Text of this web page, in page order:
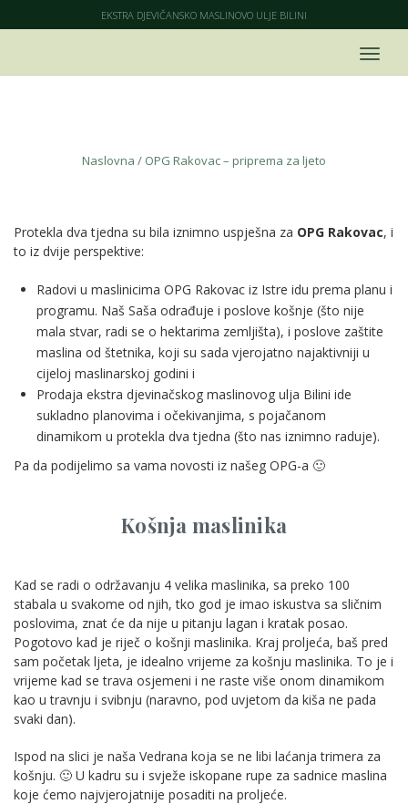
EKSTRA DJEVIČANSKO MASLINOVO ULJE BILINI
Naslovna / OPG Rakovac – priprema za ljeto
Protekla dva tjedna su bila iznimno uspješna za OPG Rakovac, i
to iz dvije perspektive:
Radovi u maslinicima OPG Rakovac iz Istre idu prema planu i
programu. Naš Saša odrađuje i poslove košnje (što nije
mala stvar, radi se o hektarima zemljišta), i poslove zaštite
maslina od štetnika, koji su sada vjerojatno najaktivniji u
cijeloj maslinarskoj godini i
Prodaja ekstra djevinačskog maslinovog ulja Bilini ide
sukladno planovima i očekivanjima, s pojačanom
dinamikom u protekla dva tjedna (što nas iznimno raduje).
Pa da podijelimo sa vama novosti iz našeg OPG-a 🙂
Košnja maslinika
Kad se radi o održavanju 4 velika maslinika, sa preko 100
stabala u svakome od njih, tko god je imao iskustva sa sličnim
poslovima, znat će da nije u pitanju lagan i kratak posao.
Pogotovo kad je riječ o košnji maslinika. Kraj proljeća, baš pred
sam početak ljeta, je idealno vrijeme za košnju maslinika. To je i
vrijeme kad se trava osjemeni i ne raste više onom dinamikom
kao u travnju i svibnju (naravno, pod uvjetom da kiša ne pada
svaki dan).
Ispod na slici je naša Vedrana koja se ne libi laćanja trimera za
košnju. 🙂 U kadru su i svježe iskopane rupe za sadnice maslina
koje ćemo najvjerojatnije posaditi na proljeće.